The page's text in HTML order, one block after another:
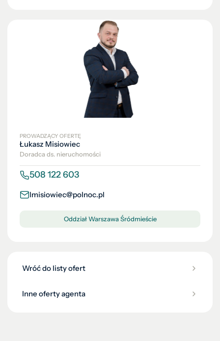
PROWADZĄCY OFERTĘ
Łukasz Misiowiec
Doradca ds. nieruchomości
508 122 603
lmisiowiec@polnoc.pl
Oddział Warszawa Śródmieście
Wróć do listy ofert
Inne oferty agenta